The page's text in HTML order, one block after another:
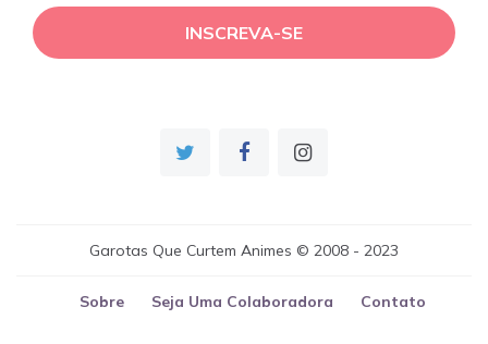
Garotas Que Curtem Animes © 2008 - 2023
Sobre Seja Uma Colaboradora Contato